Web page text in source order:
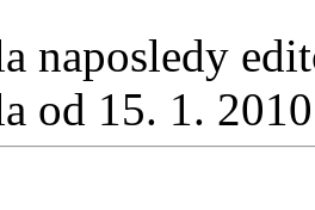
naposledy
od 15. 1.